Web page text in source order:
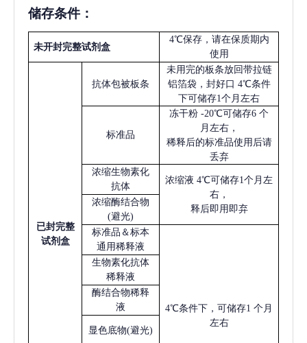
储存条件：
未开封完整试剂盒
4℃保存，请在保质期内
使用
已封完整
试剂盒
抗体包被板条
未用完的板条放回带拉链
铝箔袋，封好口 4℃条件
下可储存1个月左右
标准品
冻干粉 -20℃可储存6 个
月左右，
稀释后的标准品使用后请
丢弃
浓缩生物素化
抗体
浓缩液 4℃可储存1个月左
右，
释后即用即弃
浓缩酶结合物
(避光)
标准品＆标本
通用稀释液
4℃条件下，可储存1 个月
左右
生物素化抗体
稀释液
酶结合物稀释
液
显色底物(避光)